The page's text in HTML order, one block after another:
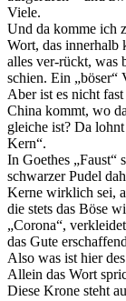
Viele.
Und da komme ich
Wort, das innerhalb
alles ver-rückt, was
schien. Ein „böser“
Aber ist es nicht
China kommt, wo
gleiche ist? Da
Kern“.
In Goethes „Faust“
schwarzer Pudel
Kerne wirklich sei,
die stets das Böse
„Corona“,
das Gute
Also was ist hier
Allein das Wort
Diese Krone steht